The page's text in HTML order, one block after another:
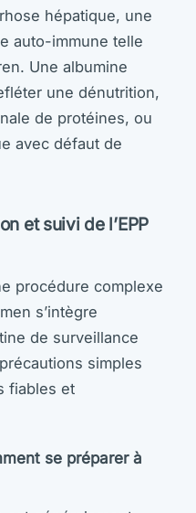
hépatique, une
auto-immune telle
Une albumine
une dénutrition,
de protéines, ou
avec défaut de
et suivi de l’EPP
procédure complexe
s’intègre
de surveillance
simples
fiables et
se préparer à